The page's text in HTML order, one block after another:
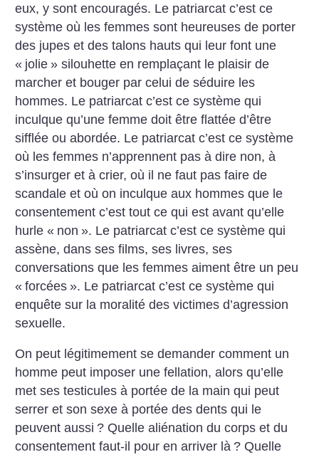
eux, y sont encouragés. Le patriarcat c’est ce
système où les femmes sont heureuses de porter
des jupes et des talons hauts qui leur font une
« jolie » silouhette en remplaçant le plaisir de
marcher et bouger par celui de séduire les
hommes. Le patriarcat c’est ce système qui
inculque qu’une femme doit être flattée d’être
sifflée ou abordée. Le patriarcat c’est ce système
où les femmes n’apprennent pas à dire non, à
s’insurger et à crier, où il ne faut pas faire de
scandale et où on inculque aux hommes que le
consentement c’est tout ce qui est avant qu’elle
hurle « non ». Le patriarcat c’est ce système qui
assène, dans ses films, ses livres, ses
conversations que les femmes aiment être un peu
« forcées ». Le patriarcat c’est ce système qui
enquête sur la moralité des victimes d’agression
sexuelle.
On peut légitimement se demander comment un
homme peut imposer une fellation, alors qu’elle
met ses testicules à portée de la main qui peut
serrer et son sexe à portée des dents qui le
peuvent aussi ? Quelle aliénation du corps et du
consentement faut-il pour en arriver là ? Quelle